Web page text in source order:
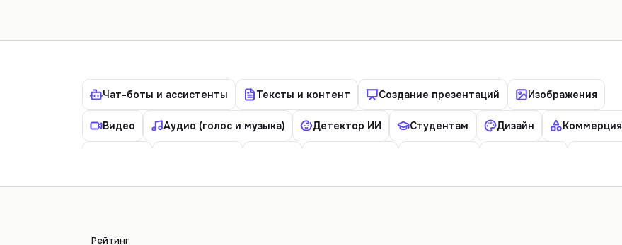
Чат-боты и ассистенты Тексты и контент Создание презентаций Изображения
Видео Аудио (голос и музыка) Детектор ИИ Студентам Дизайн Коммерция
Книги Новости Бизнес Дизайн интерьера Дипфейк
Рейтинг